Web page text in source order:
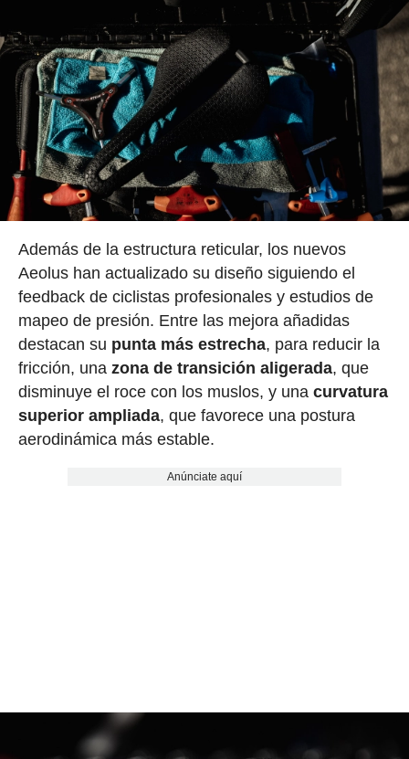
Además de la estructura reticular, los nuevos
Aeolus han actualizado su diseño siguiendo el
feedback de ciclistas profesionales y estudios de
mapeo de presión. Entre las mejora añadidas
destacan su punta más estrecha, para reducir la
fricción, una zona de transición aligerada, que
disminuye el roce con los muslos, y una curvatura
superior ampliada, que favorece una postura
aerodinámica más estable.
Anúnciate aquí